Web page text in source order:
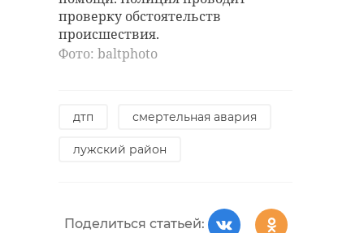
проверку обстоятельств
происшествия.
Фото: baltphoto
дтп смертельная авария
лужский район
Поделиться статьей:
беговая
быстро задержали. В отдел для
разбирательства был доставлен
76-летний мужчина родом из
Кемеровской области.
обманут телефонными
направил его к военкомату.
военкомат